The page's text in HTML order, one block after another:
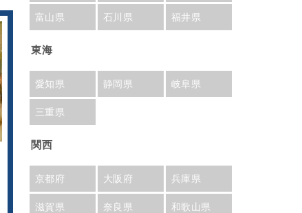
富山県 石川県 福井県
東海
愛知県 静岡県 岐阜県
三重県
関西
京都府 大阪府 兵庫県
滋賀県 奈良県 和歌山県